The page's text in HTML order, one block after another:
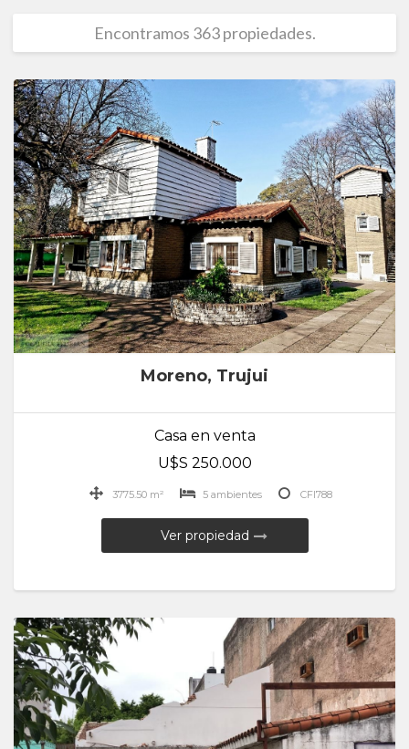
Encontramos 363 propiedades.
Moreno, Trujui
Casa en venta
U$S 250.000
3775.50 m² 5 ambientes CFI788
Ver propiedad